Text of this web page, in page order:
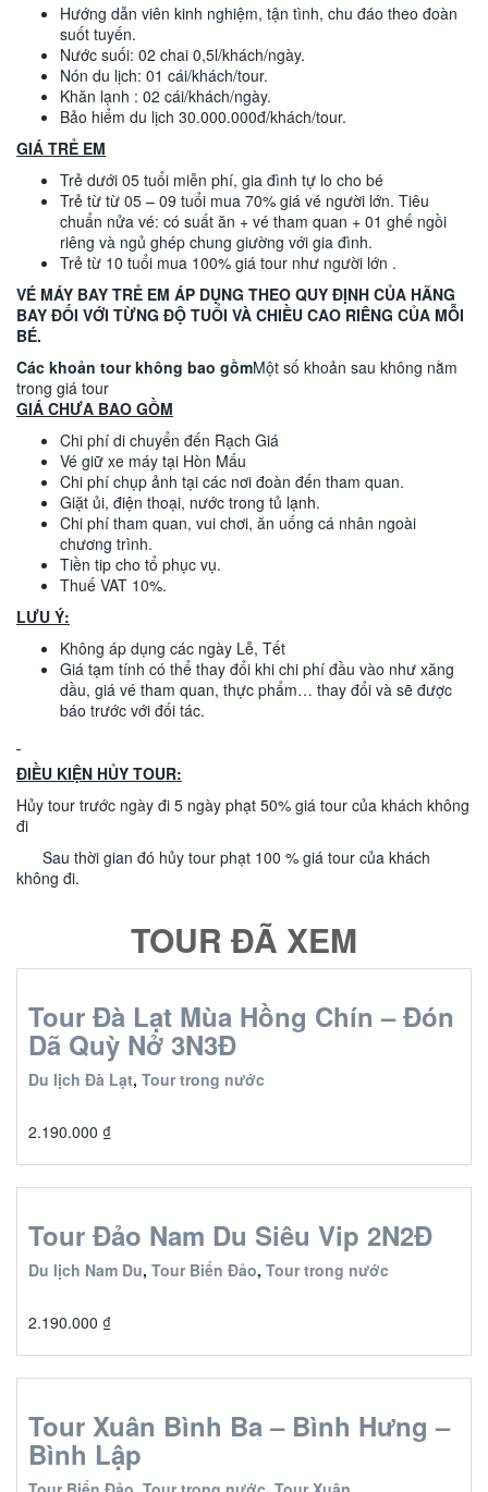
Hướng dẫn viên kinh nghiệm, tận tình, chu đáo theo đoàn
suốt tuyến.
Nước suối: 02 chai 0,5l/khách/ngày.
Nón du lịch: 01 cái/khách/tour.
Khăn lạnh : 02 cái/khách/ngày.
Bảo hiểm du lịch 30.000.000đ/khách/tour.
GIÁ TRẺ EM
Trẻ dưới 05 tuổi miễn phí, gia đình tự lo cho bé
Trẻ từ từ 05 – 09 tuổi mua 70% giá vé người lớn. Tiêu
chuẩn nửa vé: có suất ăn + vé tham quan + 01 ghế ngồi
riêng và ngủ ghép chung giường với gia đình.
Trẻ từ 10 tuổi mua 100% giá tour như người lớn .
VÉ MÁY BAY TRẺ EM ÁP DỤNG THEO QUY ĐỊNH CỦA HÃNG
BAY ĐỐI VỚI TỪNG ĐỘ TUỔI VÀ CHIỀU CAO RIÊNG CỦA MỖI
BÉ.
Các khoản tour không bao gồmMột số khoản sau không nằm
trong giá tour
GIÁ CHƯA BAO GỒM
Chi phí di chuyển đến Rạch Giá
Vé giữ xe máy tại Hòn Mấu
Chi phí chụp ảnh tại các nơi đoàn đến tham quan.
Giặt ủi, điện thoại, nước trong tủ lạnh.
Chi phí tham quan, vui chơi, ăn uống cá nhân ngoài
chương trình.
Tiền tip cho tổ phục vụ.
Thuế VAT 10%.
LƯU Ý:
Không áp dụng các ngày Lễ, Tết
Giá tạm tính có thể thay đổi khi chi phí đầu vào như xăng
dầu, giá vé tham quan, thực phẩm… thay đổi và sẽ được
báo trước với đối tác.
ĐIỀU KIỆN HỦY TOUR:
Hủy tour trước ngày đi 5 ngày phạt 50% giá tour của khách không
đi
Sau thời gian đó hủy tour phạt 100 % giá tour của khách
không đi.
TOUR ĐÃ XEM
Tour Đà Lạt Mùa Hồng Chín – Đón
Dã Quỳ Nở 3N3Đ
Du lịch Đà Lạt, Tour trong nước
2.190.000 ₫
Tour Đảo Nam Du Siêu Vip 2N2Đ
Du lịch Nam Du, Tour Biển Đảo, Tour trong nước
2.190.000 ₫
Tour Xuân Bình Ba – Bình Hưng –
Bình Lập